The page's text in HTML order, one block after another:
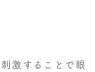
激することで眼